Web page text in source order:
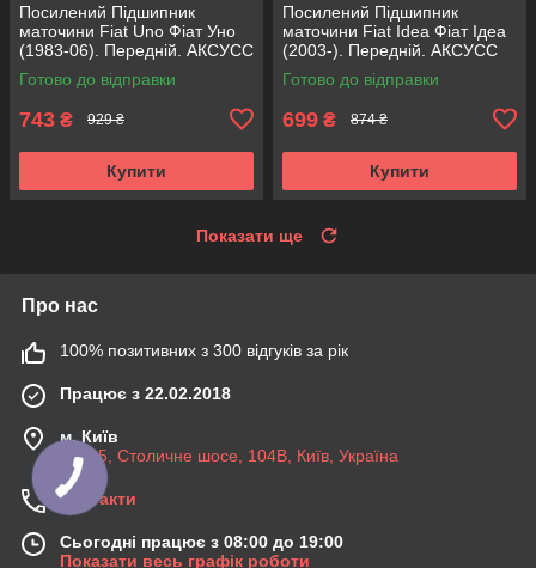
Посилений Підшипник
маточини Fiat Uno Фіат Уно
(1983-06). Передній. АКСУСС
Корея! VKBA1410 , R182.60 ,
713696100
Готово до відправки
743 ₴ 929 ₴
Купити
Посилений Підшипник
маточини Fiat Idea Фіат Ідеа
(2003-). Передній. АКСУСС
Корея! VKBA3538 , R158.44 ,
713690750
Готово до відправки
699 ₴ 874 ₴
Купити
Показати ще
Про нас
100% позитивних з 300 відгуків за рік
Працює з 22.02.2018
м. Київ
03045, Столичне шосе, 104B, Київ, Україна
Контакти
Сьогодні працює з 08:00 до 19:00
Показати весь графік роботи